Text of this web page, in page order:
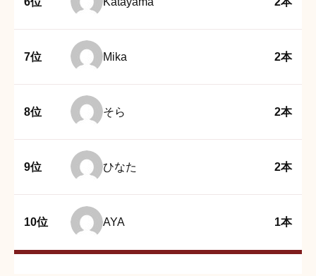
7位 Mika 2本
8位 そら 2本
9位 ひなた 2本
10位 AYA 1本